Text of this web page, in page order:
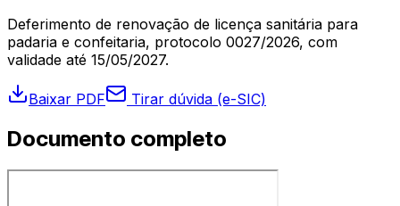
Deferimento de renovação de licença sanitária para
padaria e confeitaria, protocolo 0027/2026, com
validade até 15/05/2027.
Baixar PDF Tirar dúvida (e-SIC)
Documento completo